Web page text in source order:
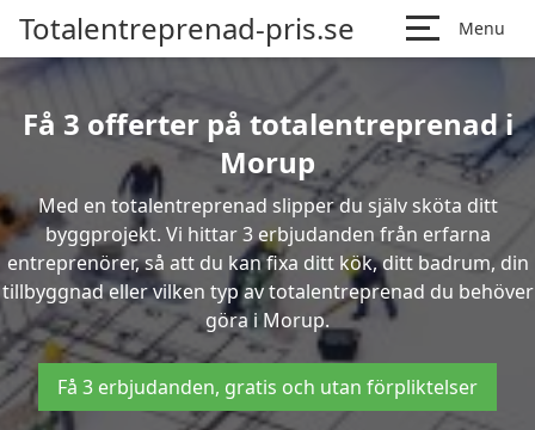
Totalentreprenad-pris.se Menu
Få 3 offerter på totalentreprenad i
Morup
Med en totalentreprenad slipper du själv sköta ditt
byggprojekt. Vi hittar 3 erbjudanden från erfarna
entreprenörer, så att du kan fixa ditt kök, ditt badrum, din
tillbyggnad eller vilken typ av totalentreprenad du behöver
göra i Morup.
Få 3 erbjudanden, gratis och utan förpliktelser